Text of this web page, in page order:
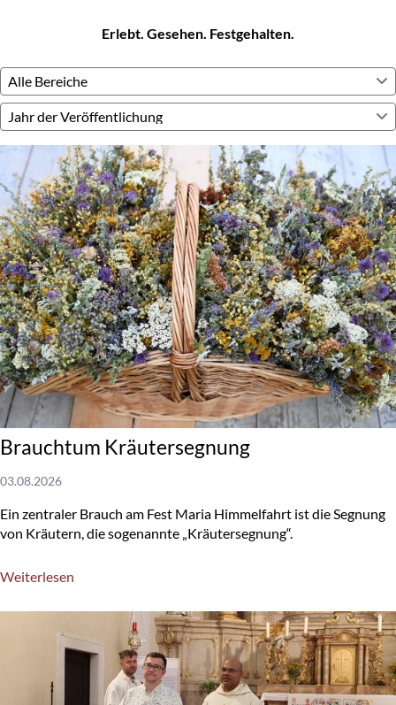
Erlebt. Gesehen. Festgehalten.
Brauchtum Kräutersegnung
03.08.2026
Ein zentraler Brauch am Fest Maria Himmelfahrt ist die Segnung
von Kräutern, die sogenannte „Kräutersegnung“.
Weiterlesen